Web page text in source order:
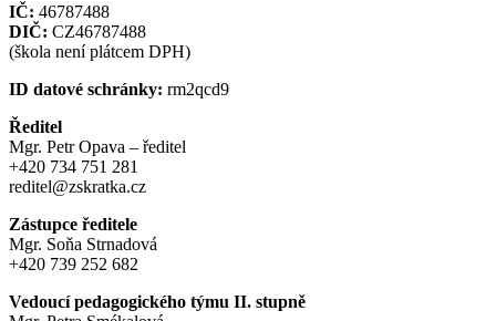
IČ: 46787488
DIČ: CZ46787488
(škola není plátcem DPH)
ID datové schránky: rm2qcd9
Ředitel
Mgr. Petr Opava – ředitel
+420 734 751 281
reditel@zskratka.cz
Zástupce ředitele
Mgr. Soňa Strnadová
+420 739 252 682
Vedoucí pedagogického týmu II. stupně